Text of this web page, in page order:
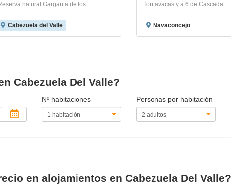
natural Garganta de los...
Cabezuela del Valle
Tornavacas y a 6 de Cascada...
Navaconcejo
Cabezuela Del Valle?
Nº habitaciones
Personas por habitación
en alojamientos en Cabezuela Del Valle?